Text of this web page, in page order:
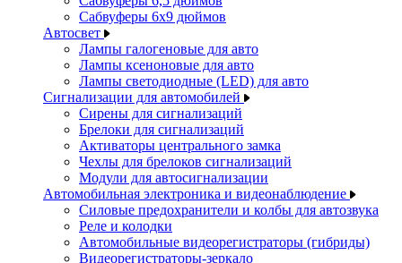
Сабвуферы 6x9 дюймов
Автосвет
Лампы галогеновые для авто
Лампы ксеноновые для авто
Лампы светодиодные (LED) для авто
Сигнализации для автомобилей
Сирены для сигнализаций
Брелоки для сигнализаций
Активаторы центрального замка
Чехлы для брелоков сигнализаций
Модули для автосигнализации
Автомобильная электроника и видеонаблюдение
Силовые предохранители и колбы для автозвука
Реле и колодки
Автомобильные видеорегистраторы (гибриды)
Видеорегистраторы-зеркало